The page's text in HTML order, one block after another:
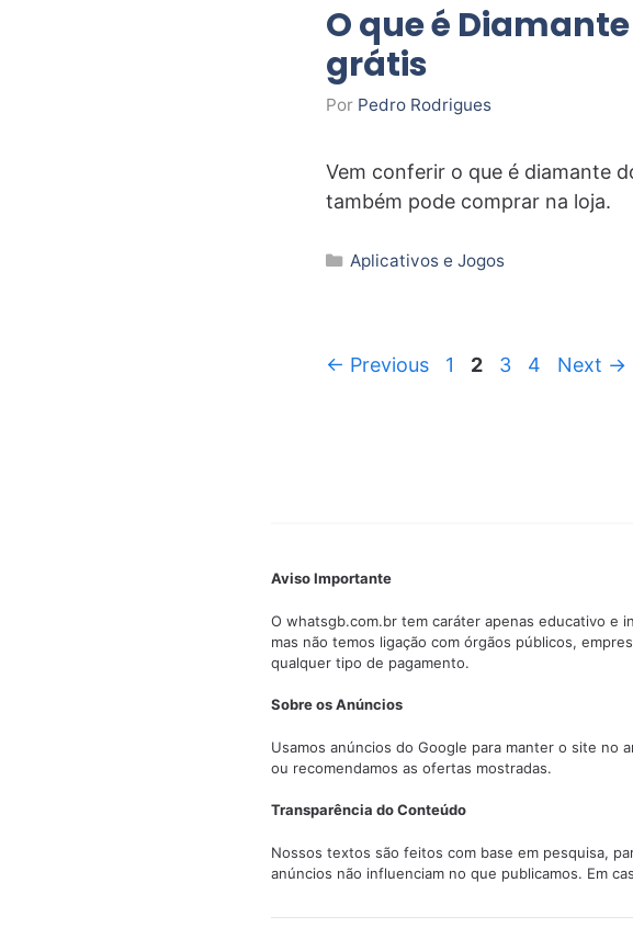
O que é
grátis
Por Pedro Rodrigues
Vem conferir o que é diamante
também pode comprar na loja.
Categorias
Aplicativos e Jogos
← Previous Page
1 Page
2 Page
3 Page
4 Next →
Aviso Importante
O whatsgb.com.br tem caráter apenas educativo e
mas não temos ligação com órgãos públicos,
qualquer tipo de pagamento.
Sobre os Anúncios
Usamos anúncios do Google para manter o site no
ou recomendamos as ofertas mostradas.
Transparência do Conteúdo
Nossos textos são feitos com base em pesquisa,
anúncios não influenciam no que publicamos. Em